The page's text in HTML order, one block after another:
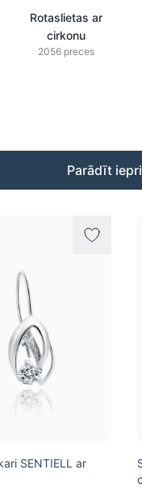
Rotaslietas ar
cirkonu
2056 preces
Parādīt
SENTIELL ar